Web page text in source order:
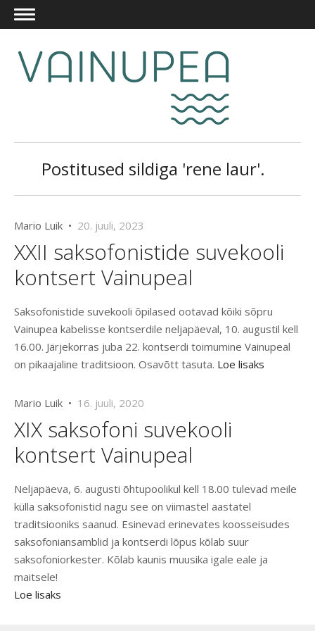
Postitused sildiga 'rene laur'.
Mario Luik • 20. juuli, 2023
XXII saksofonistide suvekooli
kontsert Vainupeal
Saksofonistide suvekooli õpilased ootavad kõiki sõpru
Vainupea kabelisse kontserdile neljapäeval, 10. augustil kell
16.00. Järjekorras juba 22. kontserdi toimumine Vainupeal
on pikaajaline traditsioon. Osavõtt tasuta. Loe lisaks
Mario Luik • 16. juuli, 2020
XIX saksofoni suvekooli
kontsert Vainupeal
Neljapäeva, 6. augusti õhtupoolikul kell 18.00 tulevad meile
külla saksofonistid nagu see on viimastel aastatel
traditsiooniks saanud. Esinevad erinevates koosseisudes
saksofoniansamblid ja kontserdi lõpus kõlab suur
saksofoniorkester. Kõlab kaunis muusika igale eale ja
maitsele!
Loe lisaks